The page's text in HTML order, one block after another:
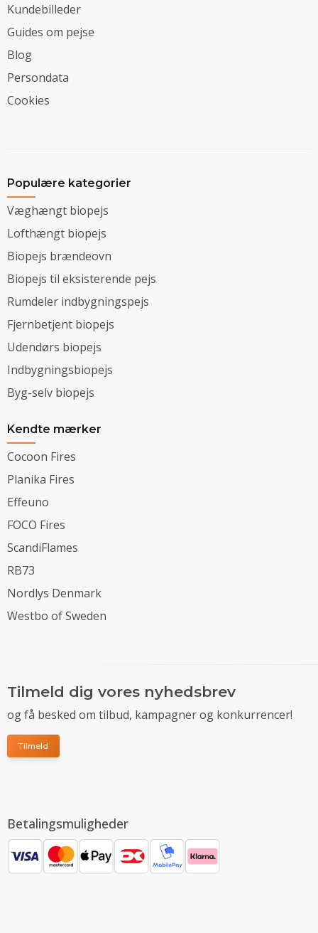
Kundebilleder
Guides om pejse
Blog
Persondata
Cookies
Populære kategorier
Væghængt biopejs
Lofthængt biopejs
Biopejs brændeovn
Biopejs til eksisterende pejs
Rumdeler indbygningspejs
Fjernbetjent biopejs
Udendørs biopejs
Indbygningsbiopejs
Byg-selv biopejs
Kendte mærker
Cocoon Fires
Planika Fires
Effeuno
FOCO Fires
ScandiFlames
RB73
Nordlys Denmark
Westbo of Sweden
Tilmeld dig vores nyhedsbrev
og få besked om tilbud, kampagner og konkurrencer!
Tilmeld
Betalingsmuligheder